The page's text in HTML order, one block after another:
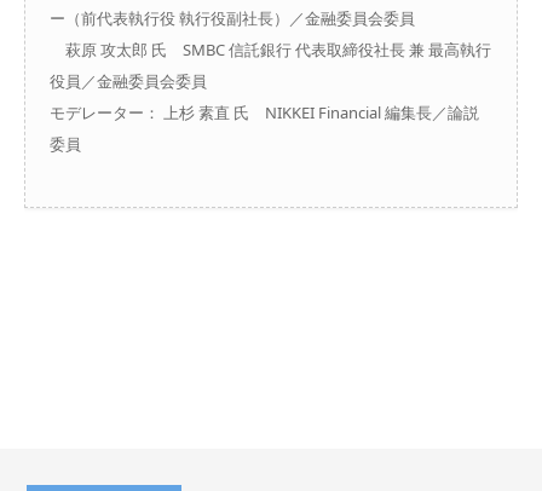
ー（前代表執行役 執行役副社長）／金融委員会委員
萩原 攻太郎 氏 SMBC 信託銀行 代表取締役社長 兼 最高執行
役員／金融委員会委員
モデレーター： 上杉 素直 氏 NIKKEI Financial 編集長／論説
委員